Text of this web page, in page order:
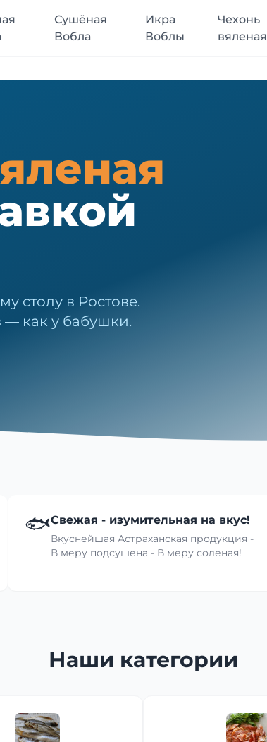
Сушёная
Вобла
Икра
Воблы
Чехонь
вяленая
столу в Ростове.
— как у бабушки.
🐟Свежая - изумительная на вкус!
Вкуснейшая Астраханская продукция -
В меру подсушена - В меру соленая!
Наши категории